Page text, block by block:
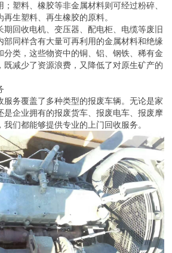
塑料、橡胶等非金属材料则可经过粉碎、
生塑料、再生橡胶的原料。
期回收电机、变压器、配电柜、电缆等废旧
部同样含有大量可再利用的金属材料和绝缘
分类，这些物资中的铜、铝、钢铁、稀有金
既减少了资源浪费，又降低了对原生矿产的
服务覆盖了多种类型的报废车辆。无论是家
是企业拥有的报废货车、报废电车、报废摩
们都能够提供专业的上门回收服务。